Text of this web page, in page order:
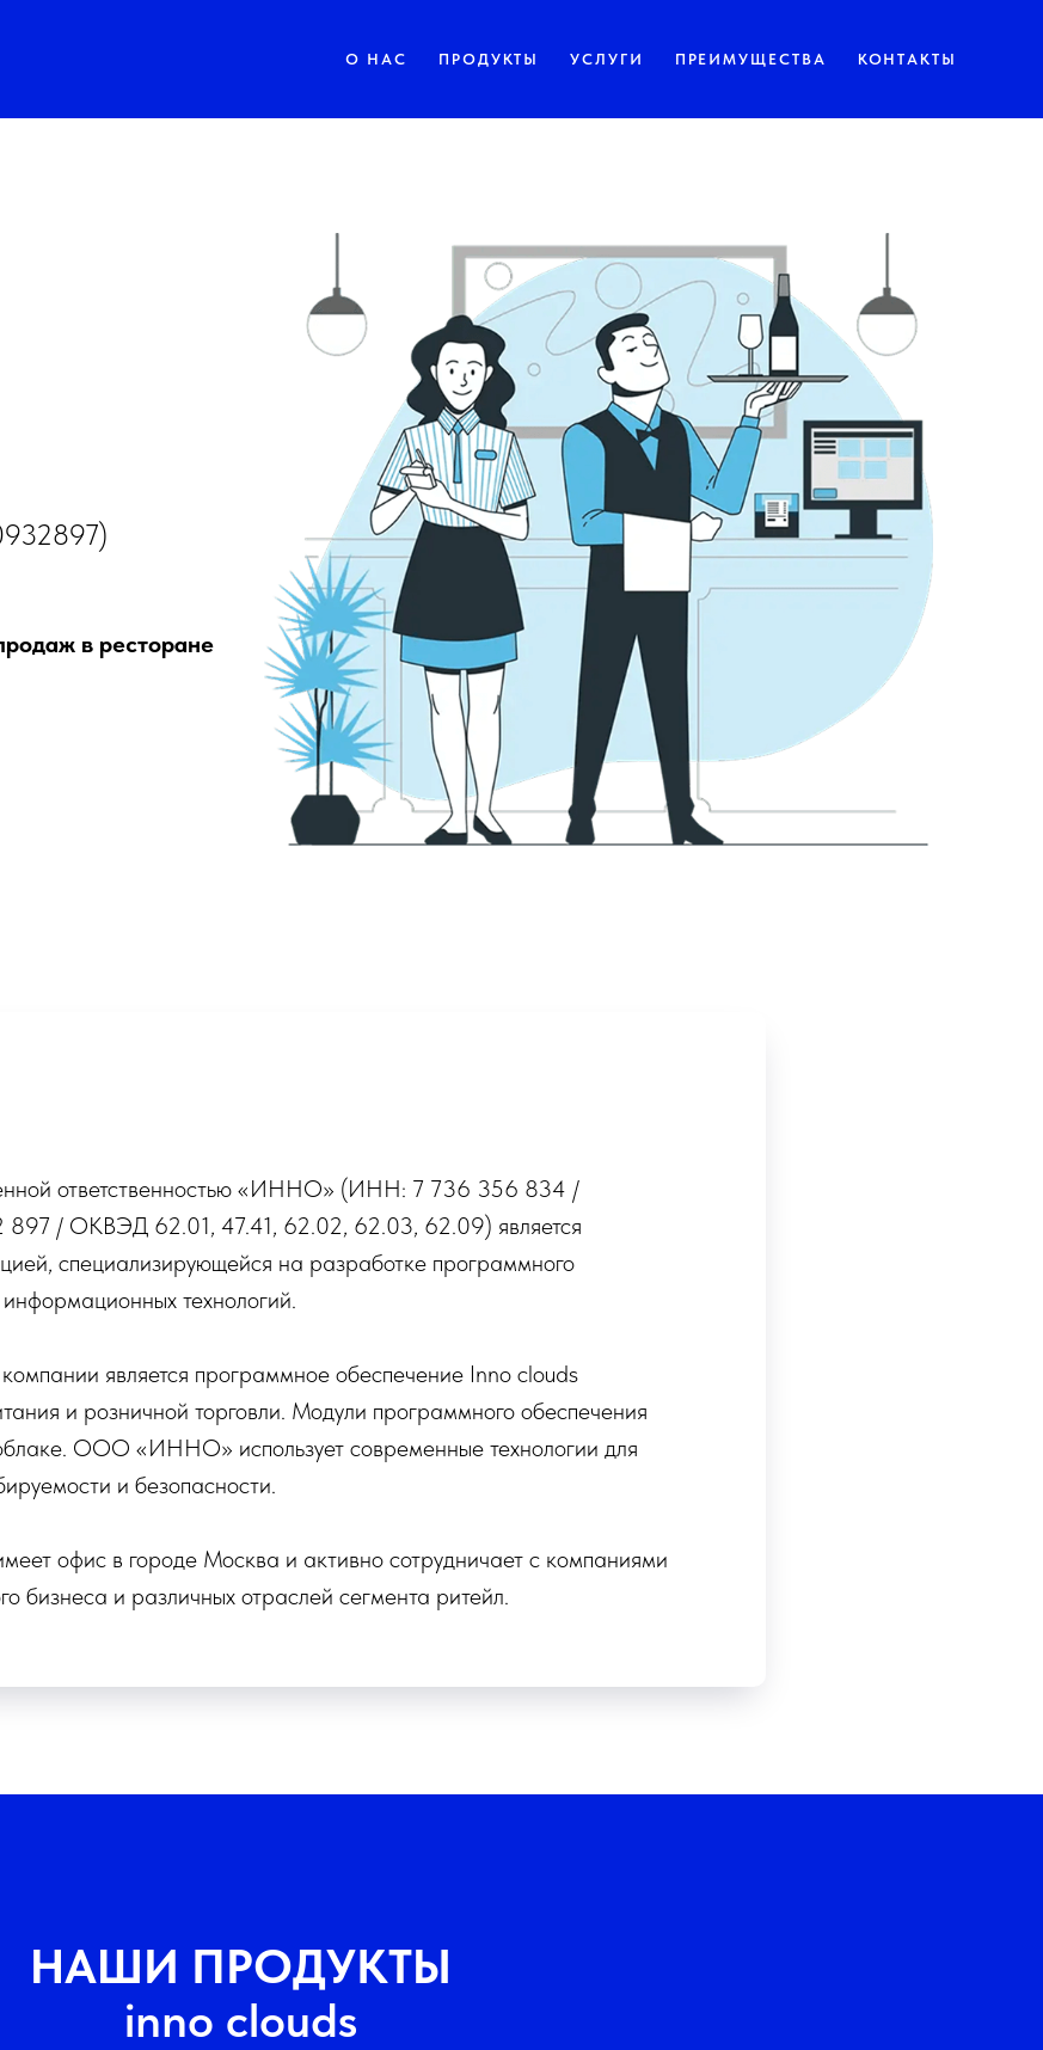
О НАС ПРОДУКТЫ УСЛУГИ ПРЕИМУЩЕСТВА КОНТАКТЫ
в ресторане
ответственностью «ИННО» (ИНН: 7 736 356 834 /
/ ОКВЭД 62.01, 47.41, 62.02, 62.03, 62.09) является
специализирующейся на разработке программного
технологий.
является программное обеспечение Inno clouds
и розничной торговли. Модули программного обеспечения
ООО «ИННО» использует современные технологии для
и безопасности.
офис в городе Москва и активно сотрудничает с компаниями
бизнеса и различных отраслей сегмента ритейл.
НАШИ ПРОДУКТЫ
inno clouds